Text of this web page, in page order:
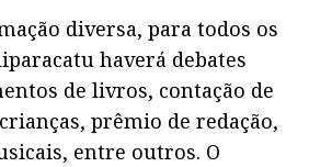
diversa, para todos os
haverá debates
de livros, contação de
prêmio de redação,
entre outros. O